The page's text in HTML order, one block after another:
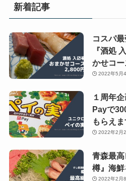
新着記事
コスパ
『酒処
かせコー
2022年5月
１周年
Payで
もらえま
2022年2月
青森最
樽』海
2022年2月